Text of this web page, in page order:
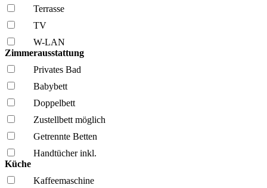
Terrasse
TV
W-LAN
Zimmerausstattung
Privates Bad
Babybett
Doppelbett
Zustellbett möglich
Getrennte Betten
Handtücher inkl.
Küche
Kaffee­maschine